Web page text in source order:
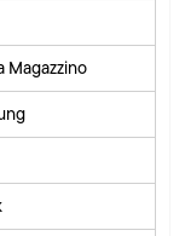
Magazzino